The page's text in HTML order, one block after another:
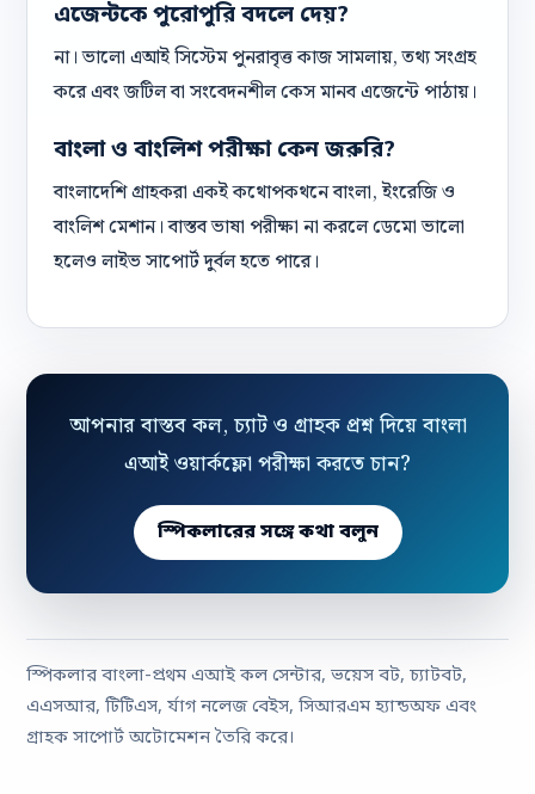
এজেন্টকে পুরোপুরি বদলে দেয়?
না। ভালো এআই সিস্টেম পুনরাবৃত্ত কাজ সামলায়, তথ্য সংগ্রহ
করে এবং জটিল বা সংবেদনশীল কেস মানব এজেন্টে পাঠায়।
বাংলা ও বাংলিশ পরীক্ষা কেন জরুরি?
বাংলাদেশি গ্রাহকরা একই কথোপকথনে বাংলা, ইংরেজি ও
বাংলিশ মেশান। বাস্তব ভাষা পরীক্ষা না করলে ডেমো ভালো
হলেও লাইভ সাপোর্ট দুর্বল হতে পারে।
আপনার বাস্তব কল, চ্যাট ও গ্রাহক প্রশ্ন দিয়ে বাংলা
এআই ওয়ার্কফ্লো পরীক্ষা করতে চান?
স্পিকলারের সঙ্গে কথা বলুন
স্পিকলার বাংলা-প্রথম এআই কল সেন্টার, ভয়েস বট, চ্যাটবট,
এএসআর, টিটিএস, র্যাগ নলেজ বেইস, সিআরএম হ্যান্ডঅফ এবং
গ্রাহক সাপোর্ট অটোমেশন তৈরি করে।